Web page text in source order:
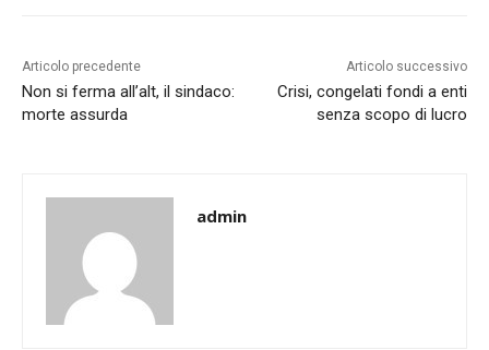
Articolo precedente
Non si ferma all’alt, il sindaco:
morte assurda
Articolo successivo
Crisi, congelati fondi a enti
senza scopo di lucro
admin